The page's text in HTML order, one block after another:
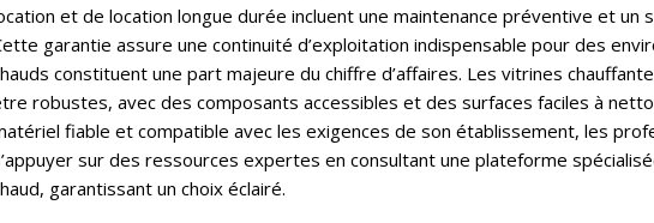
et de location longue durée incluent une maintenance préventive et un
garantie assure une continuité d’exploitation indispensable pour des
constituent une part majeure du chiffre d’affaires. Les vitrines
robustes, avec des composants accessibles et des surfaces faciles à
fiable et compatible avec les exigences de son établissement, les
sur des ressources expertes en consultant une plateforme
, garantissant un choix éclairé.